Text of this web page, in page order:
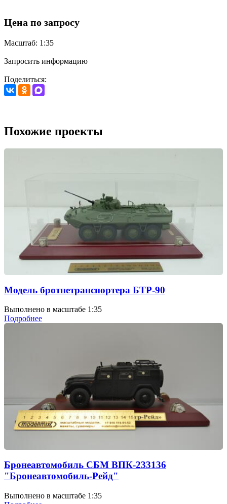
Цена по запросу
Масштаб: 1:35
Запросить информацию
Поделиться:
Похожие проекты
Модель бротнетранспортера БТР-90
Выполнено в масштабе 1:35
Подробнее
Бронеавтомобиль СБМ ВПК-233136
"Бронеавтомобиль-Рейд"
Выполнено в масштабе 1:35